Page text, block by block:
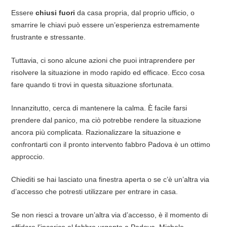
Essere chiusi fuori da casa propria, dal proprio ufficio, o
smarrire le chiavi può essere un’esperienza estremamente
frustrante e stressante.
Tuttavia, ci sono alcune azioni che puoi intraprendere per
risolvere la situazione in modo rapido ed efficace. Ecco cosa
fare quando ti trovi in questa situazione sfortunata.
Innanzitutto, cerca di mantenere la calma. È facile farsi
prendere dal panico, ma ciò potrebbe rendere la situazione
ancora più complicata. Razionalizzare la situazione e
confrontarti con il pronto intervento fabbro Padova è un ottimo
approccio.
Chiediti se hai lasciato una finestra aperta o se c’è un’altra via
d’accesso che potresti utilizzare per entrare in casa.
Se non riesci a trovare un’altra via d’accesso, è il momento di